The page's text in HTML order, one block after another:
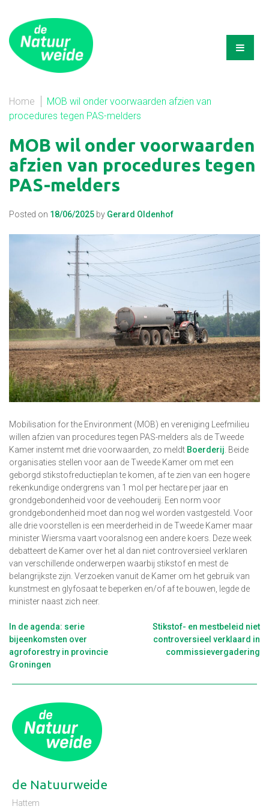
Home
MOB wil onder voorwaarden afzien van
procedures tegen PAS-melders
MOB wil onder voorwaarden
afzien van procedures tegen
PAS-melders
Posted on 18/06/2025 by Gerard Oldenhof
Mobilisation for the Environment (MOB) en vereniging Leefmilieu
willen afzien van procedures tegen PAS-melders als de Tweede
Kamer instemt met drie voorwaarden, zo meldt Boerderij . Beide
organisaties stellen voor aan de Tweede Kamer om met een
geborgd stikstofreductieplan te komen, af te zien van een hogere
rekenkundige ondergrens van 1 mol per hectare per jaar en
grondgebondenheid voor de veehouderij. Een norm voor
grondgebondenheid moet dan nog wel worden vastgesteld. Voor
alle drie voorstellen is een meerderheid in de Tweede Kamer maar
minister Wiersma vaart vooralsnog een andere koers. Deze week
debatteert de Kamer over het al dan niet controversieel verklaren
van verschillende onderwerpen waarbij stikstof en mest de
belangrijkste zijn. Verzoeken vanuit de Kamer om het gebruik van
kunstmest en glyfosaat te beperken en/of af te bouwen, legde de
minister naast zich neer.
Berichtnavigatie
In de agenda: serie
bijeenkomsten over
agroforestry in provincie
Groningen
Stikstof- en mestbeleid niet
controversieel verklaard in
commissievergadering
de Natuurweide
Hattem